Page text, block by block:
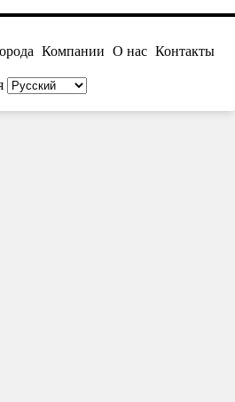
Компании О нас Контакты